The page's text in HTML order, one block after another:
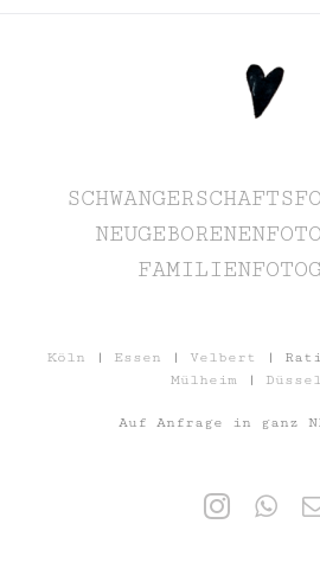
Köln | Essen | Velbert |
Mülheim |
Auf Anfrage in ganz